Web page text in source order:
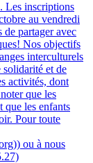
. Les inscriptions
au vendredi
de partager avec
Nos objectifs
interculturels
solidarité et de
activités, dont
que les
que les enfants
Pour toute
ou à nous